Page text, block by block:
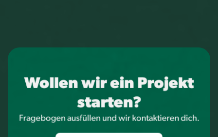
Wollen wir ein Projekt
starten?
Fragebogen ausfüllen und wir kontaktieren dich.